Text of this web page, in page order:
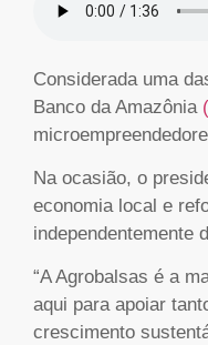
Considerada uma
Banco da Amazônia
Na ocasião, o
economia local e
independentemente
“A Agrobalsas é a
aqui para apoiar
crescimento